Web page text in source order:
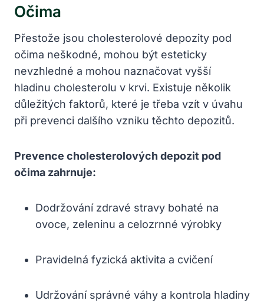
Očima
Přestože jsou cholesterolové depozity pod
očima neškodné, mohou být esteticky
nevzhledné a mohou naznačovat vyšší
hladinu cholesterolu v krvi. Existuje několik
důležitých faktorů, které je třeba vzít v úvahu
při prevenci dalšího vzniku těchto depozitů.
Prevence cholesterolových depozit pod
očima zahrnuje:
Dodržování zdravé stravy bohaté na
ovoce, zeleninu a celozrnné výrobky
Pravidelná fyzická aktivita a cvičení
Udržování správné váhy a kontrola hladiny